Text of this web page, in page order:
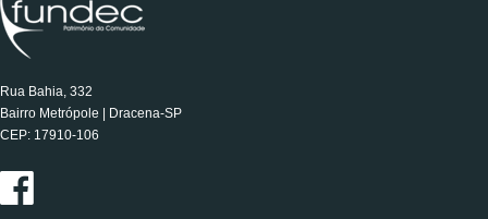
Rua Bahia, 332
Bairro Metrópole | Dracena-SP
CEP: 17910-106